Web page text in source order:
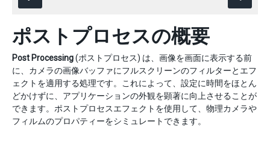
ポストプロセスの概要
Post Processing(ポストプロセス) は、画像を画面に表示する前
に、カメラの画像バッファにフルスクリーンのフィルターとエフ
ェクトを適用する処理です。これによって、設定に時間をほとん
どかけずに、アプリケーションの外観を顕著に向上させることが
できます。ポストプロセスエフェクトを使用して、物理カメラや
フィルムのプロパティーをシミュレートできます。